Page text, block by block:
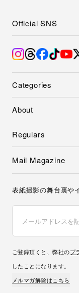
Categories
About
Regulars
Official SNS
Mail Magazine
表紙撮影の舞台裏や
ご登録頂くと、弊社のプ
したことになります。
メルマガ解除はこちら